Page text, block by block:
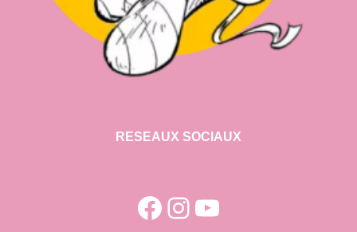
RESEAUX SOCIAUX
Facebook
Instagram
YouTube